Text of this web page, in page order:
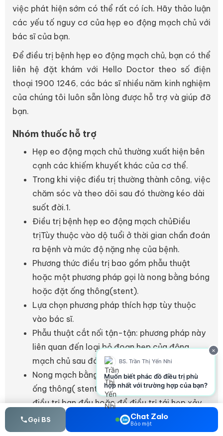
việc phát hiện sớm có thể rất có ích. Hãy thảo luận
các yếu tố nguy cơ của hẹp eo động mạch chủ với
bác sĩ của bạn.
Để điều trị bệnh hẹp eo động mạch chủ, bạn có thể
liên hệ đặt khám với Hello Doctor theo số điện
thoại 1900 1246, các bác sĩ nhiều năm kinh nghiệm
của chúng tôi luôn sẵn lòng được hỗ trợ và giúp đỡ
bạn.
Nhóm thuốc hỗ trợ
Hẹp eo động mạch chủ thường xuất hiện bên
cạnh các khiếm khuyết khác của cơ thể.
Trong khi việc điều trị thường thành công, việc
chăm sóc và theo dõi sau đó thường kéo dài
suốt đời.1.
Điều trị bệnh hẹp eo động mạch chủĐiều
trịTùy thuộc vào dộ tuổi ở thời gian chẩn đoán
ra bệnh và mức độ nặng nhẹ của bệnh.
Phương thức điều trị bao gồm phẫu thuật
hoặc một phương pháp gọi là nong bằng bóng
hoặc đặt ống thông(stent).
Lựa chọn phương pháp thích hợp tùy thuộc
vào bác sĩ.
Phẫu thuật cắt nối tận-tận: phương pháp này
liên quan đến loại bỏ đoạn hẹp của động
mạch chủ sau đó nối 2 đầu lại với nhau.
Nong mạch bằng bóng, thường kết hợp đặt
ống thông( stent), là một lựa chọn cho việc
điều trị ban đầu hoặc để điều trị tái hẹp xảy
ra sau phẫu thuật.
Trong phương pháp này, bác sĩ sẽ dùng một
×
BS. Trần Thị Yến Nhi
Muốn biết phác đồ điều trị phù
hợp nhất với trường hợp của bạn?
Gọi BS Chat Zalo
Bảo mật